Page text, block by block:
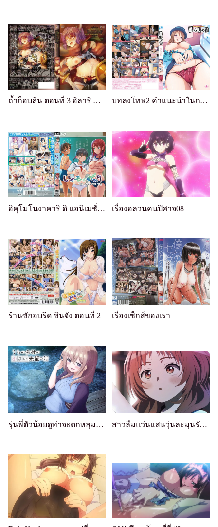
ถ้ำก็อบลิน ตอนที่ 3 อิลาริ นักผจญภัยรุ่นเยาว์ บทลงโทษ2 คำแนะนำในการผสมพันธ์
อิคุโมโนงาคาริ ดิ แอนิเมชั่น เล่ม 2 เรื่องอลวนคนปิศาจ08
ร้านซักอบรีด ชินจัง ตอนที่ 2 เรื่องเซ็กส์ของเรา
รุ่นพี่ตัวน้อยดูท่าจะตกหลุมรัก 08 สาวลืมแว่นแสนวุ่นละมุนรัก 09